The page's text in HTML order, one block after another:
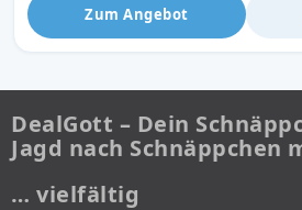
Zum Angebot
DealGott – Dein
Jagd nach Schnäppchen
… vielfältig